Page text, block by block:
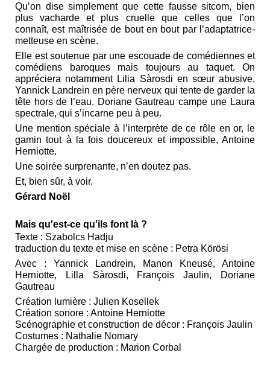
Qu’on dise simplement que cette fausse sitcom, bien
plus vacharde et plus cruelle que celles que l’on
connaît, est maîtrisée de bout en bout par l’adaptatrice-
metteuse en scène.
Elle est soutenue par une escouade de comédiennes et
comédiens baroques mais toujours au taquet. On
appréciera notamment Lilia Sàrosdi en sœur abusive,
Yannick Landrein en père nerveux qui tente de garder la
tête hors de l’eau. Doriane Gautreau campe une Laura
spectrale, qui s’incarne peu à peu.
Une mention spéciale à l’interprète de ce rôle en or, le
gamin tout à la fois doucereux et impossible, Antoine
Herniotte.
Une soirée surprenante, n’en doutez pas.
Et, bien sûr, à voir.
Gérard Noël
Mais qu'est-ce qu’ils font là ?
Texte : Szabolcs Hadju
traduction du texte et mise en scène : Petra Körösi
Avec : Yannick Landrein, Manon Kneusé, Antoine
Herniotte, Lilla Sàrosdi, François Jaulin, Doriane
Gautreau
Création lumière : Julien Kosellek
Création sonore : Antoine Herniotte
Scénographie et construction de décor : François Jaulin
Costumes : Nathalie Nomary
Chargée de production : Marion Corbal